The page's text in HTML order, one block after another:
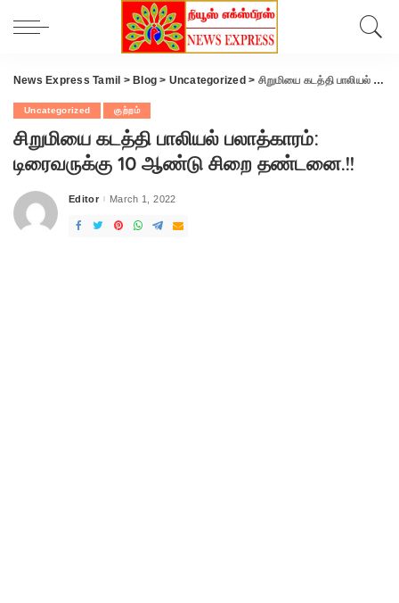
News Express Tamil > Blog > Uncategorized > சிறுமியை கடத்தி பாலியல் பலாத்காரம்: டிரைவருக்கு 10 ஆண்டு சிறை தண்டனை.!!
Uncategorized குற்றம்
சிறுமியை கடத்தி பாலியல் பலாத்காரம்:
டிரைவருக்கு 10 ஆண்டு சிறை தண்டனை.!!
Posted
Editor March 1, 2022